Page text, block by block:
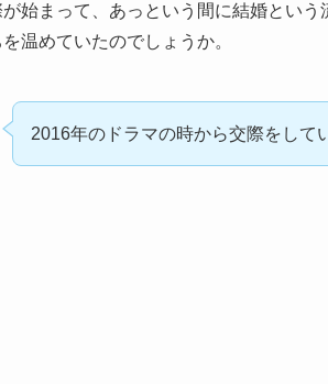
始まって、あっという間に結婚とい
温めていたのでしょうか。
2016年のドラマの時から交際をして